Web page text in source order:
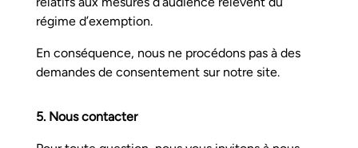
régime d’exemption.
En conséquence, nous ne procédons pas à des
demandes de consentement sur notre site.
5. Nous contacter